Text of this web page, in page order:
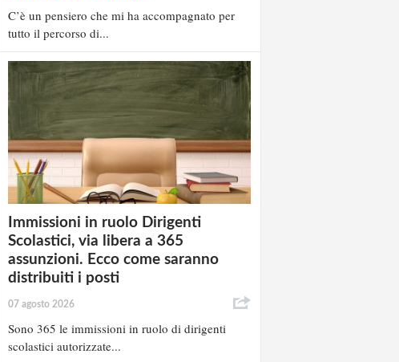
C’è un pensiero che mi ha accompagnato per
tutto il percorso di...
Immissioni in ruolo Dirigenti
Scolastici, via libera a 365
assunzioni. Ecco come saranno
distribuiti i posti
07 agosto 2026
Sono 365 le immissioni in ruolo di dirigenti
scolastici autorizzate...